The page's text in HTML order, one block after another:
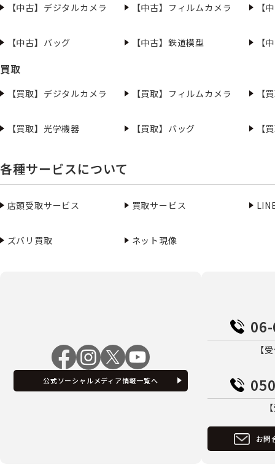
【中古】デジタルカメラ 【中古】フィルムカメラ 【
【中古】バッグ 【中古】鉄道模型 【
買取
【買取】デジタルカメラ 【買取】フィルムカメラ 【
【買取】光学機器 【買取】バッグ 【
各種サービスについて
店頭受取サービス 買取サービス
ズバリ買取 ネット現像
公式ソーシャルメディア情報一覧へ
【
お問